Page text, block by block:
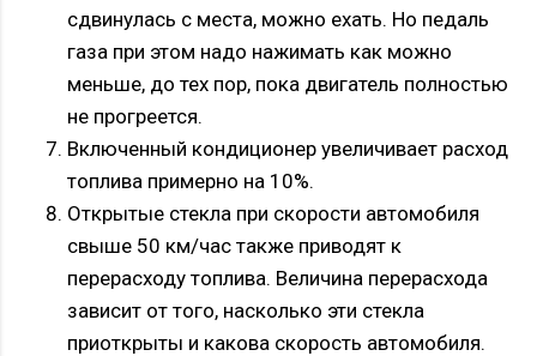
сдвинулась с места, можно ехать. Но педаль
газа при этом надо нажимать как можно
меньше, до тех пор, пока двигатель полностью
не прогреется.
Включенный кондиционер увеличивает расход
топлива примерно на 10%.
Открытые стекла при скорости автомобиля
свыше 50 км/час также приводят к
перерасходу топлива. Величина перерасхода
зависит от того, насколько эти стекла
приоткрыты и какова скорость автомобиля.